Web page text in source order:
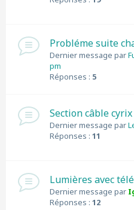
Probléme suite
Dernier message par
pm
Réponses : 5
Section câble cyrix
Dernier message par
Réponses : 11
Lumières avec
Dernier message par
Réponses : 12